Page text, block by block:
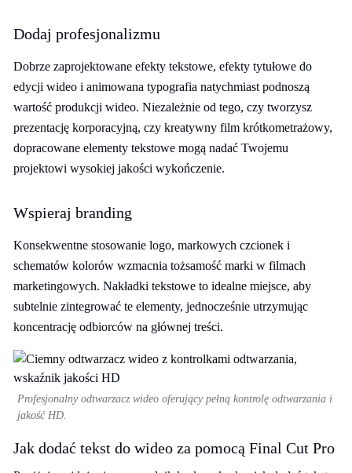
Dodaj profesjonalizmu
Dobrze zaprojektowane efekty tekstowe, efekty tytułowe do
edycji wideo i animowana typografia natychmiast podnoszą
wartość produkcji wideo. Niezależnie od tego, czy tworzysz
prezentację korporacyjną, czy kreatywny film krótkometrażowy,
dopracowane elementy tekstowe mogą nadać Twojemu
projektowi wysokiej jakości wykończenie.
Wspieraj branding
Konsekwentne stosowanie logo, markowych czcionek i
schematów kolorów wzmacnia tożsamość marki w filmach
marketingowych. Nakładki tekstowe to idealne miejsce, aby
subtelnie zintegrować te elementy, jednocześnie utrzymując
koncentrację odbiorców na głównej treści.
Profesjonalny odtwarzacz wideo oferujący pełną kontrolę odtwarzania i
jakość HD.
Jak dodać tekst do wideo za pomocą Final Cut Pro